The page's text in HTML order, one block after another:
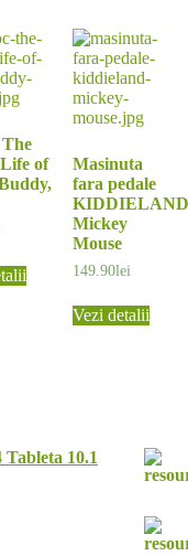
of
Masinuta
fara pedale
KIDDIELAND
Mickey
Mouse
149.90lei
Vezi detalii
10.1